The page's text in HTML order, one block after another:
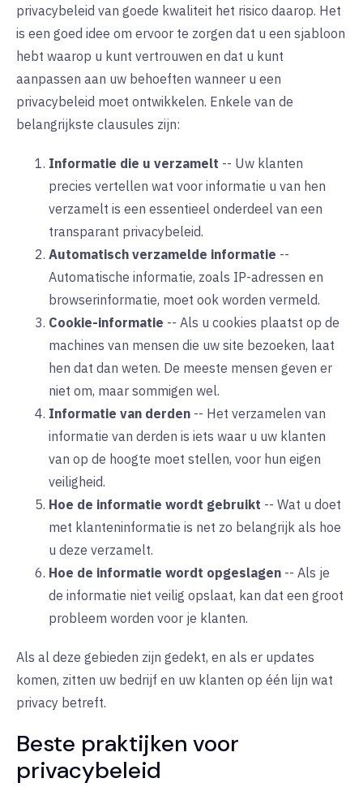
privacybeleid van goede kwaliteit het risico daarop. Het
is een goed idee om ervoor te zorgen dat u een sjabloon
hebt waarop u kunt vertrouwen en dat u kunt
aanpassen aan uw behoeften wanneer u een
privacybeleid moet ontwikkelen. Enkele van de
belangrijkste clausules zijn:
Informatie die u verzamelt -- Uw klanten
precies vertellen wat voor informatie u van hen
verzamelt is een essentieel onderdeel van een
transparant privacybeleid.
Automatisch verzamelde informatie --
Automatische informatie, zoals IP-adressen en
browserinformatie, moet ook worden vermeld.
Cookie-informatie -- Als u cookies plaatst op de
machines van mensen die uw site bezoeken, laat
hen dat dan weten. De meeste mensen geven er
niet om, maar sommigen wel.
Informatie van derden -- Het verzamelen van
informatie van derden is iets waar u uw klanten
van op de hoogte moet stellen, voor hun eigen
veiligheid.
Hoe de informatie wordt gebruikt -- Wat u doet
met klanteninformatie is net zo belangrijk als hoe
u deze verzamelt.
Hoe de informatie wordt opgeslagen -- Als je
de informatie niet veilig opslaat, kan dat een groot
probleem worden voor je klanten.
Als al deze gebieden zijn gedekt, en als er updates
komen, zitten uw bedrijf en uw klanten op één lijn wat
privacy betreft.
Beste praktijken voor
privacybeleid